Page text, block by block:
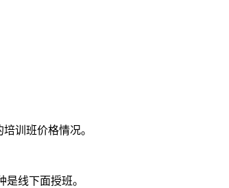
训班价格情况。
线下面授班。